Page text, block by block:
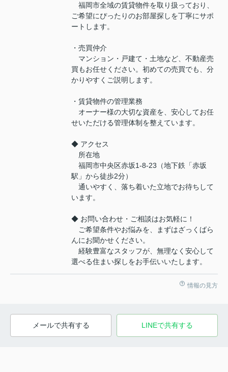
福岡市全域の賃貸物件を取り扱っており、
ご希望にぴったりのお部屋探しを丁寧にサポ
ートします。
・売買仲介
マンション・戸建て・土地など、不動産売
買もお任せください。初めての売買でも、分
かりやすくご説明します。
・賃貸物件の管理業務
オーナー様の大切な資産を、安心してお任
せいただける管理体制を整えています。
◆ アクセス
所在地
福岡市中央区赤坂1-8-23（地下鉄「赤坂
駅」から徒歩2分）
通いやすく、落ち着いた立地でお待ちして
います。
◆ お問い合わせ・ご相談はお気軽に！
ご希望条件やお悩みを、まずはざっくばら
んにお聞かせください。
経験豊富なスタッフが、無理なく安心して
選べる住まい探しをお手伝いいたします。
情報の見方
メールで共有する LINEで共有する